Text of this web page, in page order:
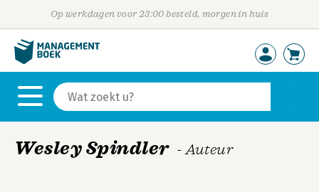
Op werkdagen voor 23:00 besteld, morgen in huis
Wesley Spindler - Auteur